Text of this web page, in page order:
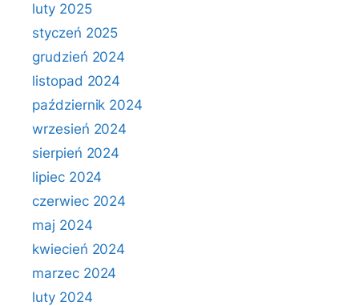
luty 2025
styczeń 2025
grudzień 2024
listopad 2024
październik 2024
wrzesień 2024
sierpień 2024
lipiec 2024
czerwiec 2024
maj 2024
kwiecień 2024
marzec 2024
luty 2024